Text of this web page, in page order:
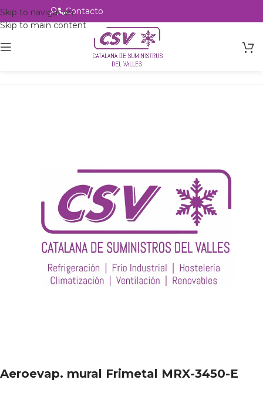
Skip to navigation
Skip to main content
Contacto
Intercambio
Aeroevap. mural Frimetal MRX-3450-E